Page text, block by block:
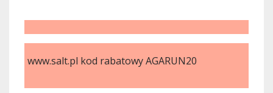
www.salt.pl kod rabatowy AGARUN20